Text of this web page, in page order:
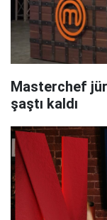
Masterchef
şaştı kaldı